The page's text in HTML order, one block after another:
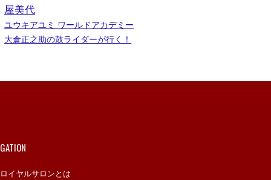
屋美代
ユウキアユミ ワールドアカデミー
大倉正之助の鼓ライダーが行く！
イヤルサロンとは